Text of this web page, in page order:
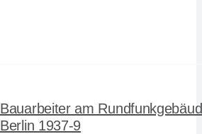
Bauarbeiter am
Berlin 1937-9